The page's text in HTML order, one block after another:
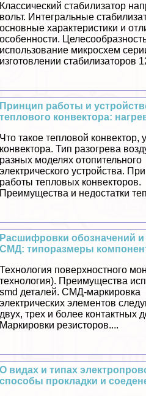
Классический стабилизатор
вольт. Интегральные
основные хаpaктеристики и
особенности.
использование микросхем
изготовлении стабилизаторов
Принцип работы и
теплового конвектора:
Что такое тепловой конвектор,
конвектора. Тип разогрева
разных моделях отопительного
электрического устройства.
работы тепловых конвекторов.
Преимущества и недостатки
Расшифровки обозначений
СМД: типоразмеры
Технология поверхностного
технология). Преимущества
smd деталей. СМД-маркировка
электрических элементов
двух, трех и более контактных
Маркировки резисторов....
О видах и типах
способы прокладки и